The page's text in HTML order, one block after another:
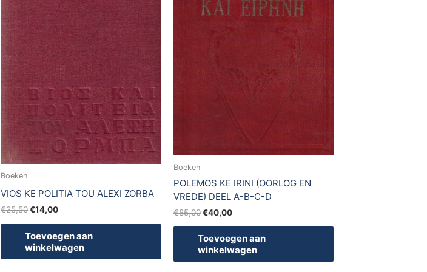
Boeken
VIOS KE POLITIA TOU ALEXI ZORBA
€25,50€14,00
Toevoegen aan
winkelwagen
Boeken
POLEMOS KE IRINI (OORLOG EN
VREDE) DEEL A-B-C-D
€85,00 €40,00
Toevoegen aan
winkelwagen